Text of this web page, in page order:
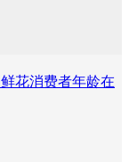
花消费者年龄在